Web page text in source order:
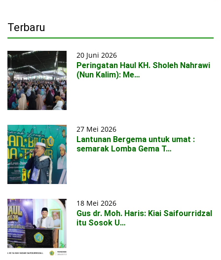
Terbaru
20 Juni 2026
Peringatan Haul KH. Sholeh Nahrawi
(Nun Kalim): Me…
27 Mei 2026
Lantunan Bergema untuk umat :
semarak Lomba Gema T…
18 Mei 2026
Gus dr. Moh. Haris: Kiai Saifourridzal
itu Sosok U…